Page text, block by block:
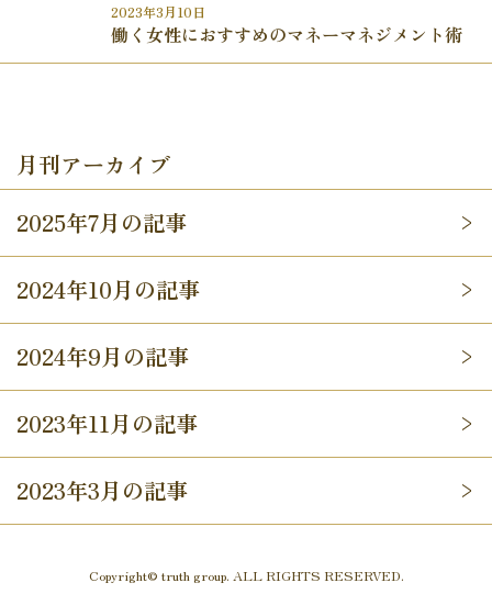
2023年3月10日
働く女性におすすめのマネーマネジメント術
月刊アーカイブ
2025年7月の記事
2024年10月の記事
2024年9月の記事
2023年11月の記事
2023年3月の記事
Copyright© truth group. ALL RIGHTS RESERVED.